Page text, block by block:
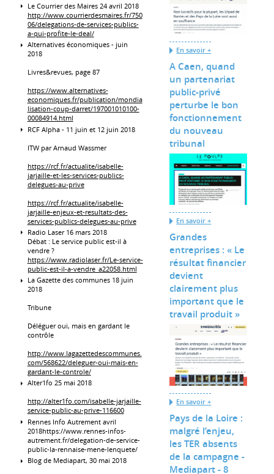
Le Courrier des Maires 24 avril 2018
http://www.courrierdesmaires.fr/750
06/delegations-de-services-publics-
a-qui-profite-le-deal/
Alternatives économiques - juin
2018
Livres&revues, page 87
https://www.alternatives-
economiques.fr/publication/mondia
lisation-coup-darret/197001010100-
00084914.html
RCF Alpha - 11 juin et 12 juin 2018
ITW par Arnaud Wassmer
https://rcf.fr/actualite/isabelle-
jarjaille-et-les-services-publics-
delegues-au-prive
https://rcf.fr/actualite/isabelle-
jarjaille-enjeux-et-resultats-des-
services-publics-delegues-au-prive
Radio Laser 16 mars 2018
Débat : Le service public est-il à
vendre ?
https://www.radiolaser.fr/Le-service-
public-est-il-a-vendre_a22058.html
La Gazette des communes 18 juin
2018
Tribune
Déléguer oui, mais en gardant le
contrôle
http://www.lagazettedescommunes.
com/568622/deleguer-oui-mais-en-
gardant-le-controle/
Alter1fo 25 mai 2018
http://alter1fo.com/isabelle-jarjaille-
service-public-au-prive-116600
Rennes Info Autrement avril
2018https://www.rennes-infos-
autrement.fr/delegation-de-service-
public-la-rennaise-mene-lenquete/
Blog de Mediapart, 30 mai 2018
En savoir +
A Caen, quand
un partenariat
public-privé
perturbe le bon
fonctionnement
du nouveau
tribunal
En savoir +
Grandes
entreprises : « Le
résultat financier
devient
clairement plus
important que le
travail produit »
En savoir +
Pays de la Loire :
malgré l’enjeu,
les TER absents
de la campagne -
Mediapart - 8